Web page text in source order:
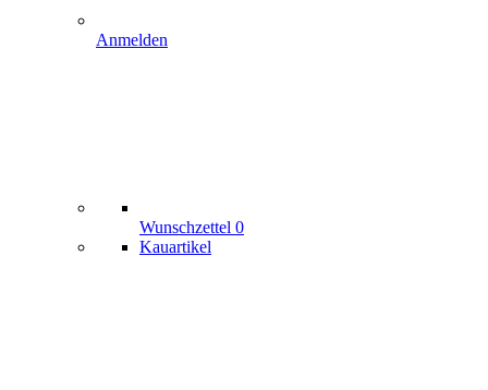
Anmelden
Wunschzettel 0
Kauartikel